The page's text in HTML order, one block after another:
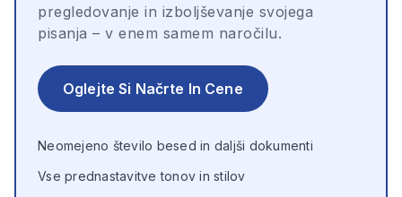
pregledovanje in izboljševanje svojega
pisanja – v enem samem naročilu.
Oglejte Si Načrte In Cene
Neomejeno število besed in daljši dokumenti
Vse prednastavitve tonov in stilov